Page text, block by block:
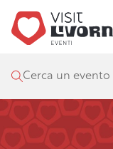
Cerca un evento